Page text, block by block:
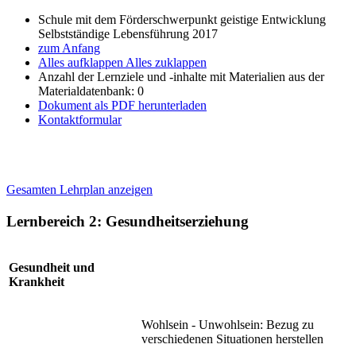
Schule mit dem Förderschwerpunkt geistige Entwicklung
Selbstständige Lebensführung 2017
zum Anfang
Alles aufklappen Alles zuklappen
Anzahl der Lernziele und -inhalte mit Materialien aus der
Materialdatenbank: 0
Dokument als PDF herunterladen
Kontaktformular
Gesamten Lehrplan anzeigen
Lernbereich 2: Gesundheitserziehung
Gesundheit und
Krankheit
Wohlsein - Unwohlsein: Bezug zu
verschiedenen Situationen herstellen